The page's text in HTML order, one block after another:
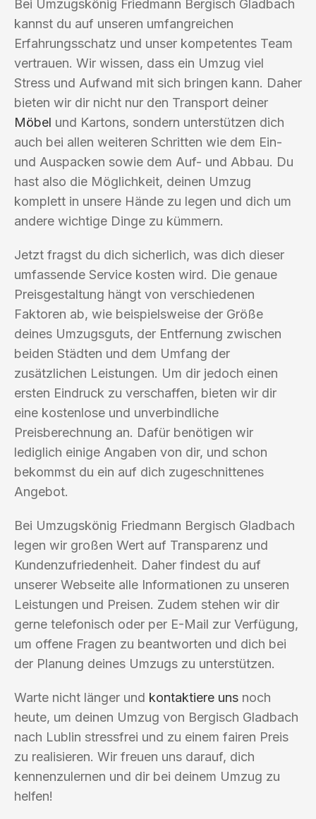
Bei Umzugskönig Friedmann Bergisch Gladbach
kannst du auf unseren umfangreichen
Erfahrungsschatz und unser kompetentes Team
vertrauen. Wir wissen, dass ein Umzug viel
Stress und Aufwand mit sich bringen kann. Daher
bieten wir dir nicht nur den Transport deiner
Möbel und Kartons, sondern unterstützen dich
auch bei allen weiteren Schritten wie dem Ein-
und Auspacken sowie dem Auf- und Abbau. Du
hast also die Möglichkeit, deinen Umzug
komplett in unsere Hände zu legen und dich um
andere wichtige Dinge zu kümmern.
Jetzt fragst du dich sicherlich, was dich dieser
umfassende Service kosten wird. Die genaue
Preisgestaltung hängt von verschiedenen
Faktoren ab, wie beispielsweise der Größe
deines Umzugsguts, der Entfernung zwischen
beiden Städten und dem Umfang der
zusätzlichen Leistungen. Um dir jedoch einen
ersten Eindruck zu verschaffen, bieten wir dir
eine kostenlose und unverbindliche
Preisberechnung an. Dafür benötigen wir
lediglich einige Angaben von dir, und schon
bekommst du ein auf dich zugeschnittenes
Angebot.
Bei Umzugskönig Friedmann Bergisch Gladbach
legen wir großen Wert auf Transparenz und
Kundenzufriedenheit. Daher findest du auf
unserer Webseite alle Informationen zu unseren
Leistungen und Preisen. Zudem stehen wir dir
gerne telefonisch oder per E-Mail zur Verfügung,
um offene Fragen zu beantworten und dich bei
der Planung deines Umzugs zu unterstützen.
Warte nicht länger und kontaktiere uns noch
heute, um deinen Umzug von Bergisch Gladbach
nach Lublin stressfrei und zu einem fairen Preis
zu realisieren. Wir freuen uns darauf, dich
kennenzulernen und dir bei deinem Umzug zu
helfen!